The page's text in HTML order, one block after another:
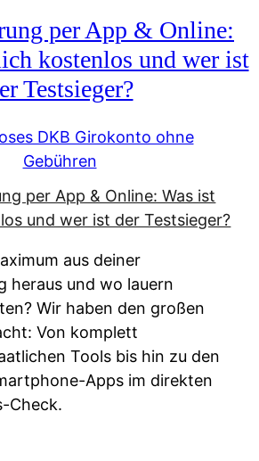
per App & Online:
kostenlos und wer ist
Testsieger?
DKB Girokonto ohne
Gebühren
aus deiner
heraus und wo lauern
Wir haben den großen
Von komplett
Tools bis hin zu den
Apps im direkten
Check.